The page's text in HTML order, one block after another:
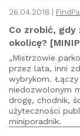
26.04.2018 |
Co zrobić, gdy
okolicę?
„Mistrzowie
przez lata, inni
wybrykom.
niedozwolonym
drogę, chodnik,
użyteczności
miniporadnik.